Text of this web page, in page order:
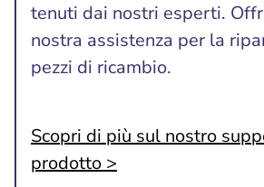
tenuti dai nostri esperti.
nostra assistenza per la
pezzi di ricambio.
Scopri di più sul nostro
prodotto >